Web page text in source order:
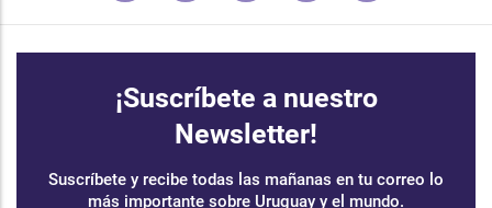
¡Suscríbete a nuestro
Newsletter!
Suscríbete y recibe todas las mañanas en tu correo lo
más importante sobre Uruguay y el mundo.